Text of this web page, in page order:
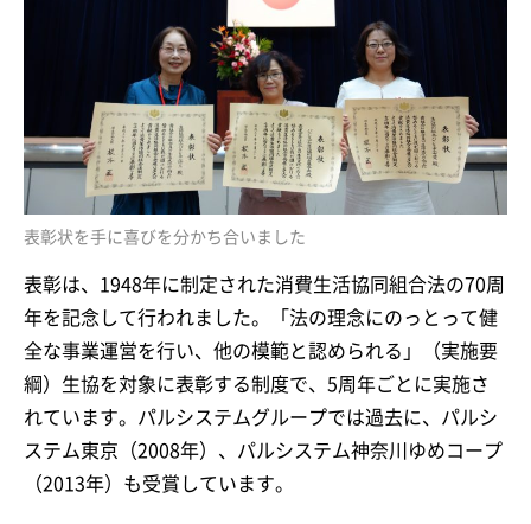
表彰状を手に喜びを分かち合いました
表彰は、1948年に制定された消費生活協同組合法の70周
年を記念して行われました。「法の理念にのっとって健
全な事業運営を行い、他の模範と認められる」（実施要
綱）生協を対象に表彰する制度で、5周年ごとに実施さ
れています。パルシステムグループでは過去に、パルシ
ステム東京（2008年）、パルシステム神奈川ゆめコープ
（2013年）も受賞しています。